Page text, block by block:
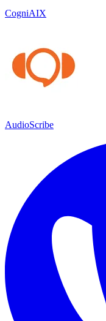
CogniAIX
AudioScribe